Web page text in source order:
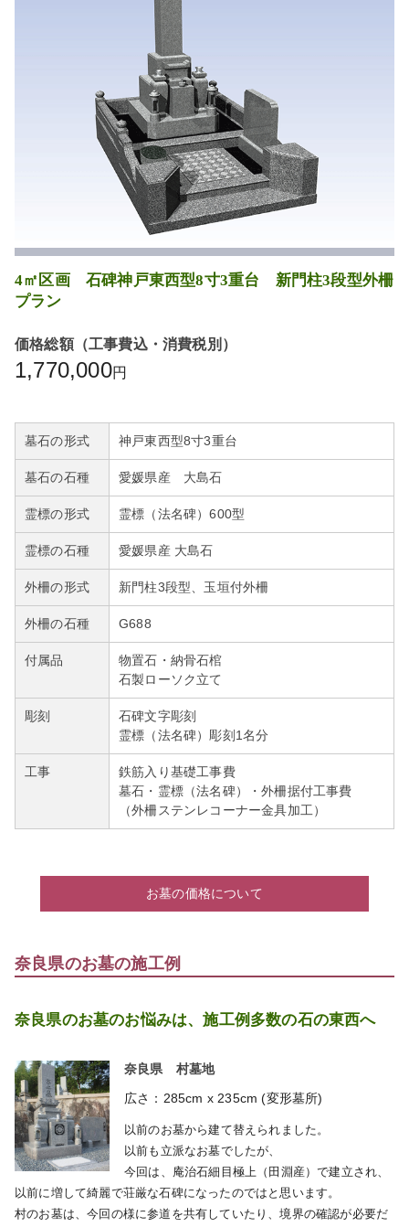
4㎡区画 石碑神戸東西型8寸3重台 新門柱3段型外柵
プラン
価格総額（工事費込・消費税別）
1,770,000円
墓石の形式 神戸東西型8寸3重台
墓石の石種 愛媛県産 大島石
霊標の形式 霊標（法名碑）600型
霊標の石種 愛媛県産 大島石
外柵の形式 新門柱3段型、玉垣付外柵
外柵の石種 G688
付属品
物置石・納骨石棺
石製ローソク立て
彫刻
石碑文字彫刻
霊標（法名碑）彫刻1名分
工事
鉄筋入り基礎工事費
墓石・霊標（法名碑）・外柵据付工事費
（外柵ステンレコーナー金具加工）
お墓の価格について
奈良県のお墓の施工例
奈良県のお墓のお悩みは、施工例多数の石の東西へ
奈良県 村墓地
広さ：285cm x 235cm (変形墓所)
以前のお墓から建て替えられました。
以前も立派なお墓でしたが、
今回は、庵治石細目極上（田淵産）で建立され、
以前に増して綺麗で荘厳な石碑になったのではと思います。
村のお墓は、今回の様に参道を共有していたり、境界の確認が必要だ